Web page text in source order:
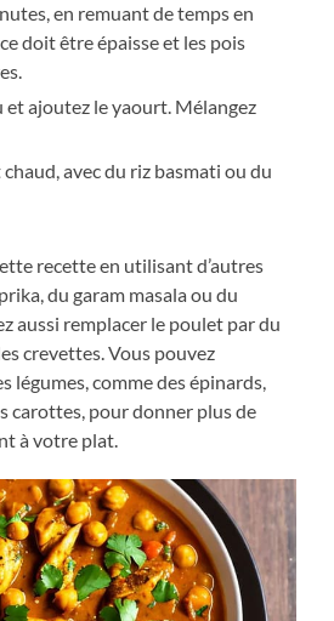
en remuant de temps en
doit être épaisse et les pois
et ajoutez le yaourt. Mélangez
chaud, avec du riz basmati ou du
recette en utilisant d’autres
du garam masala ou du
aussi remplacer le poulet par du
crevettes. Vous pouvez
légumes, comme des épinards,
carottes, pour donner plus de
à votre plat.